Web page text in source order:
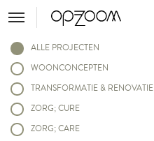
ALLE PROJECTEN
WOONCONCEPTEN
TRANSFORMATIE & RENOVATIE
ZORG; CURE
ZORG; CARE